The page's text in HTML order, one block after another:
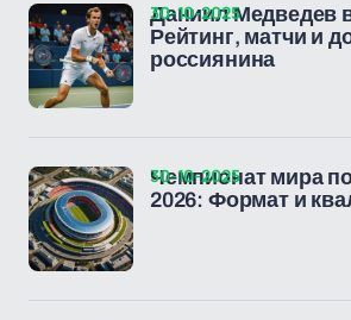
Даниил Медведев
Рейтинг, матчи и
россиянина
30-10-2025
Чемпионат мира
2026: Формат и
30-10-2025